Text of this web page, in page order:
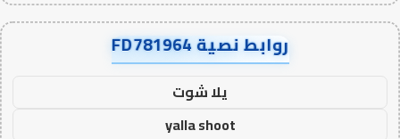
روابط نصية FD781964
يلا شوت
yalla shoot